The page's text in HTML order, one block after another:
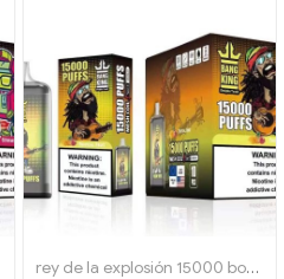
,Cigarrillos electrónicos
rey de la explosión 15000 bocanadas